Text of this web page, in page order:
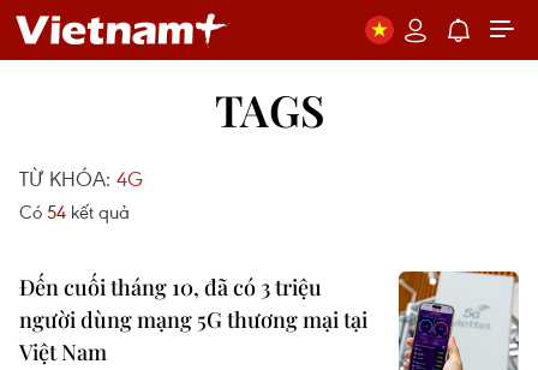
TAGS
TỪ KHÓA: 4G
Có 54 kết quả
Đến cuối tháng 10, đã có 3 triệu
người dùng mạng 5G thương mại tại
Việt Nam